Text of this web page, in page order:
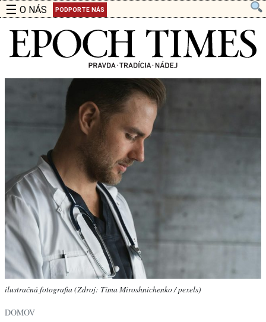
☰ O NÁS PODPORTE NÁS
ilustračná fotografia (Zdroj: Tima Miroshnichenko / pexels)
DOMOV